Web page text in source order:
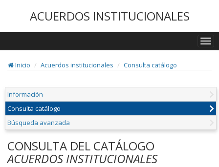
ACUERDOS INSTITUCIONALES
Inicio
Acuerdos institucionales Consulta catálogo
Información
Consulta catálogo
Búsqueda avanzada
CONSULTA DEL CATÁLOGO
ACUERDOS INSTITUCIONALES